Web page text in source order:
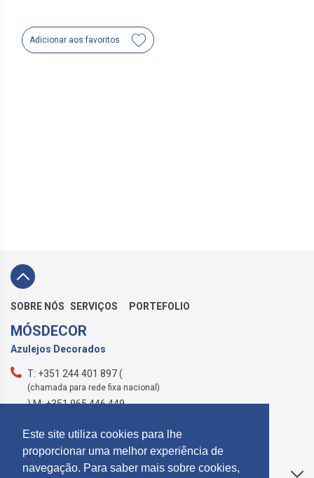
Este site utiliza cookies para lhe
proporcionar uma melhor experiência de
navegação. Para saber mais sobre cookies,
Adicionar aos favoritos
SOBRE NÓS SERVIÇOS PORTEFOLIO
MÓSDECOR
Azulejos Decorados
T: +351 244 401 897 (
(chamada para rede fixa nacional)
) M: +351 965 446 449
Apoio ao Cliente